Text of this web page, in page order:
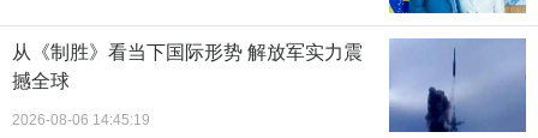
从《制胜》看当下国际形势 解放军实力震
撼全球
2026-08-06 14:45:19